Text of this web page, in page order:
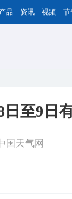
品 资讯 视频 节
至9日
国天气网